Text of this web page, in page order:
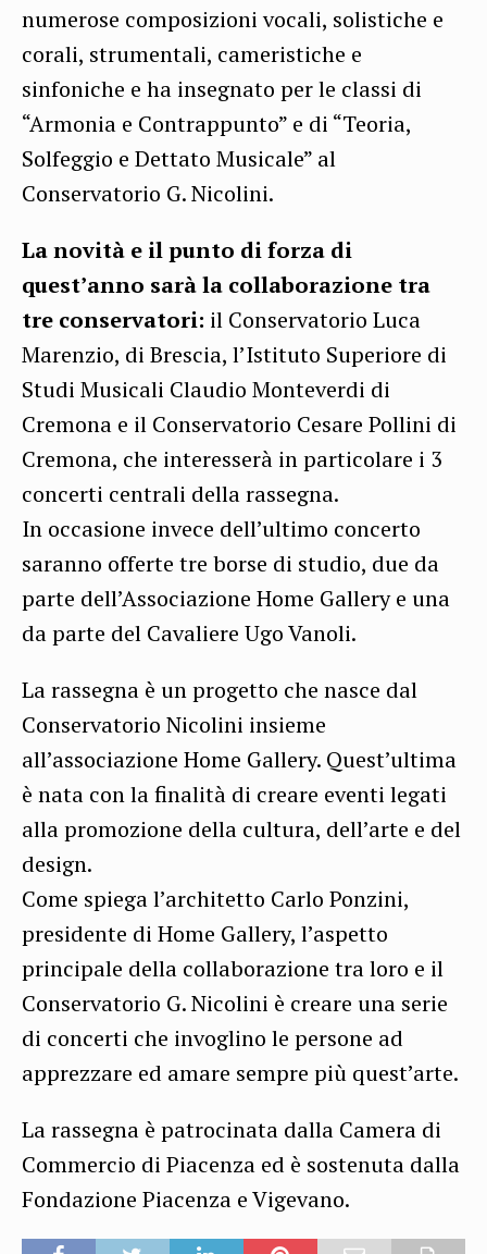
numerose composizioni vocali, solistiche e
corali, strumentali, cameristiche e
sinfoniche e ha insegnato per le classi di
“Armonia e Contrappunto” e di “Teoria,
Solfeggio e Dettato Musicale” al
Conservatorio G. Nicolini.
La novità e il punto di forza di
quest’anno sarà la collaborazione tra
tre conservatori: il Conservatorio Luca
Marenzio, di Brescia, l’Istituto Superiore di
Studi Musicali Claudio Monteverdi di
Cremona e il Conservatorio Cesare Pollini di
Cremona, che interesserà in particolare i 3
concerti centrali della rassegna.
In occasione invece dell’ultimo concerto
saranno offerte tre borse di studio, due da
parte dell’Associazione Home Gallery e una
da parte del Cavaliere Ugo Vanoli.
La rassegna è un progetto che nasce dal
Conservatorio Nicolini insieme
all’associazione Home Gallery. Quest’ultima
è nata con la finalità di creare eventi legati
alla promozione della cultura, dell’arte e del
design.
Come spiega l’architetto Carlo Ponzini,
presidente di Home Gallery, l’aspetto
principale della collaborazione tra loro e il
Conservatorio G. Nicolini è creare una serie
di concerti che invoglino le persone ad
apprezzare ed amare sempre più quest’arte.
La rassegna è patrocinata dalla Camera di
Commercio di Piacenza ed è sostenuta dalla
Fondazione Piacenza e Vigevano.